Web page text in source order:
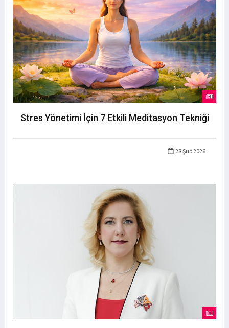
Stres Yönetimi İçin 7 Etkili Meditasyon Tekniği
28 Şub 2026